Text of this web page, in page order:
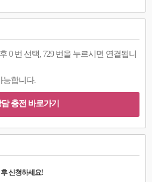
0 번 선택, 729 번을 누르시면 연결됩니
능합니다.
충전 바로가기
신청하세요!